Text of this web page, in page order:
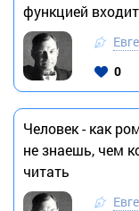
функцией
0
Человек - как
не знаешь, чем
читать